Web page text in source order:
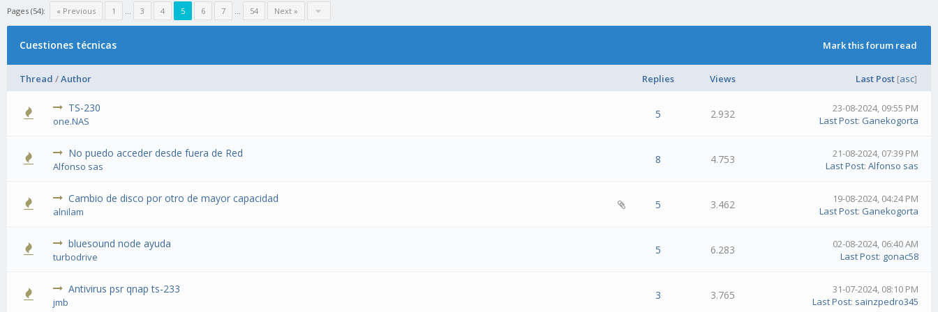
Pages (54): « Previous 1 … 3 4 5 6 7 … 54 Next »
Mark this forum read
Cuestiones técnicas
Thread /Author Replies Views Last Post [asc]
TS-230
one.NAS
5 2.932
23-08-2024, 09:55 PM
Last Post: Ganekogorta
No puedo acceder desde fuera de Red
Alfonso sas
8 4.753
21-08-2024, 07:39 PM
Last Post:Alfonso sas
Cambio de disco por otro de mayor capacidad
alnilam
5 3.462
19-08-2024, 04:24 PM
Last Post: Ganekogorta
bluesound node ayuda
turbodrive
5 6.283
02-08-2024, 06:40 AM
Last Post: gonac58
Antivirus psr qnap ts-233
jmb
3 3.765
31-07-2024, 08:10 PM
Last Post: sainzpedro345